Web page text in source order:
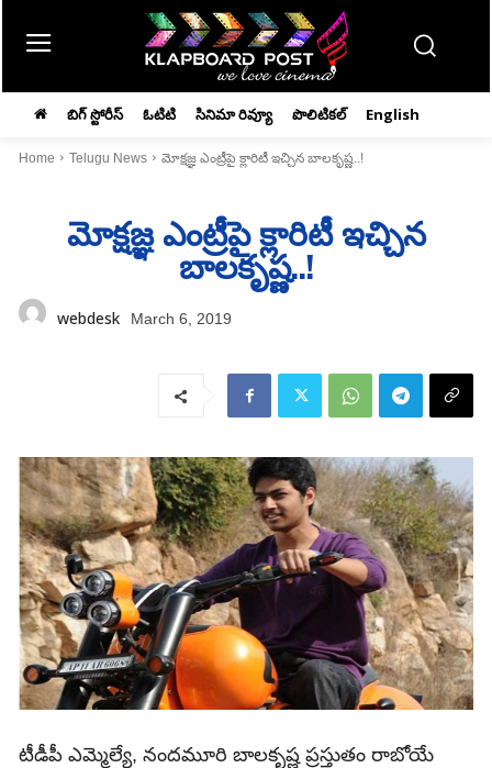
బిగ్ స్టోరీస్ ఓటిటి సినిమా రివ్యూ పొలిటికల్ English
Home Telugu News మోక్షజ్ఞ ఎంట్రీపై క్లారిటీ ఇచ్చిన బాలకృష్ణ..!
మోక్షజ్ఞ ఎంట్రీపై క్లారిటీ ఇచ్చిన
బాలకృష్ణ..!
webdesk March 6, 2019
టీడీపీ ఎమ్మెల్యే, నందమూరి బాల‌కృష్ణ ప్ర‌స్తుతం రాబోయే